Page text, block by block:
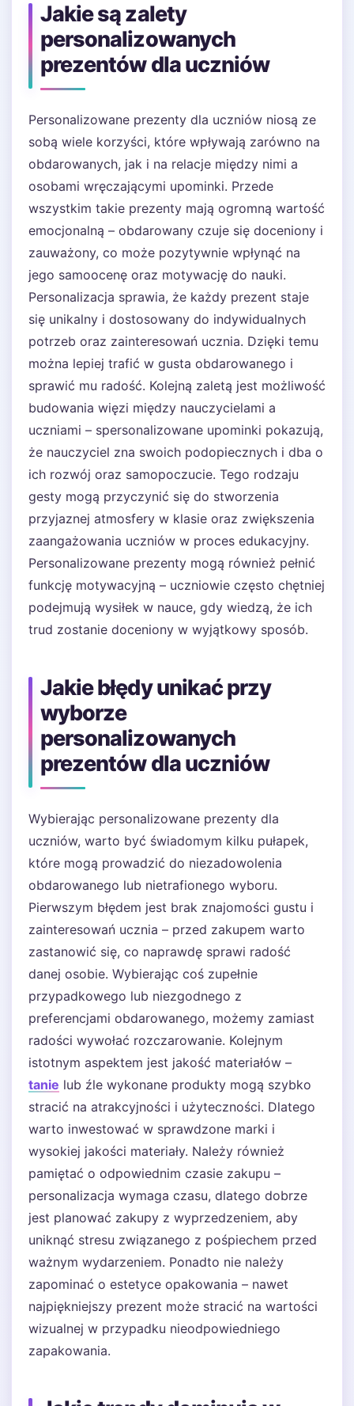
Jakie są zalety
personalizowanych
prezentów dla uczniów
Personalizowane prezenty dla uczniów niosą ze
sobą wiele korzyści, które wpływają zarówno na
obdarowanych, jak i na relacje między nimi a
osobami wręczającymi upominki. Przede
wszystkim takie prezenty mają ogromną wartość
emocjonalną – obdarowany czuje się doceniony i
zauważony, co może pozytywnie wpłynąć na
jego samoocenę oraz motywację do nauki.
Personalizacja sprawia, że każdy prezent staje
się unikalny i dostosowany do indywidualnych
potrzeb oraz zainteresowań ucznia. Dzięki temu
można lepiej trafić w gusta obdarowanego i
sprawić mu radość. Kolejną zaletą jest możliwość
budowania więzi między nauczycielami a
uczniami – spersonalizowane upominki pokazują,
że nauczyciel zna swoich podopiecznych i dba o
ich rozwój oraz samopoczucie. Tego rodzaju
gesty mogą przyczynić się do stworzenia
przyjaznej atmosfery w klasie oraz zwiększenia
zaangażowania uczniów w proces edukacyjny.
Personalizowane prezenty mogą również pełnić
funkcję motywacyjną – uczniowie często chętniej
podejmują wysiłek w nauce, gdy wiedzą, że ich
trud zostanie doceniony w wyjątkowy sposób.
Jakie błędy unikać przy
wyborze
personalizowanych
prezentów dla uczniów
Wybierając personalizowane prezenty dla
uczniów, warto być świadomym kilku pułapek,
które mogą prowadzić do niezadowolenia
obdarowanego lub nietrafionego wyboru.
Pierwszym błędem jest brak znajomości gustu i
zainteresowań ucznia – przed zakupem warto
zastanowić się, co naprawdę sprawi radość
danej osobie. Wybierając coś zupełnie
przypadkowego lub niezgodnego z
preferencjami obdarowanego, możemy zamiast
radości wywołać rozczarowanie. Kolejnym
istotnym aspektem jest jakość materiałów –
tanie lub źle wykonane produkty mogą szybko
stracić na atrakcyjności i użyteczności. Dlatego
warto inwestować w sprawdzone marki i
wysokiej jakości materiały. Należy również
pamiętać o odpowiednim czasie zakupu –
personalizacja wymaga czasu, dlatego dobrze
jest planować zakupy z wyprzedzeniem, aby
uniknąć stresu związanego z pośpiechem przed
ważnym wydarzeniem. Ponadto nie należy
zapominać o estetyce opakowania – nawet
najpiękniejszy prezent może stracić na wartości
wizualnej w przypadku nieodpowiedniego
zapakowania.